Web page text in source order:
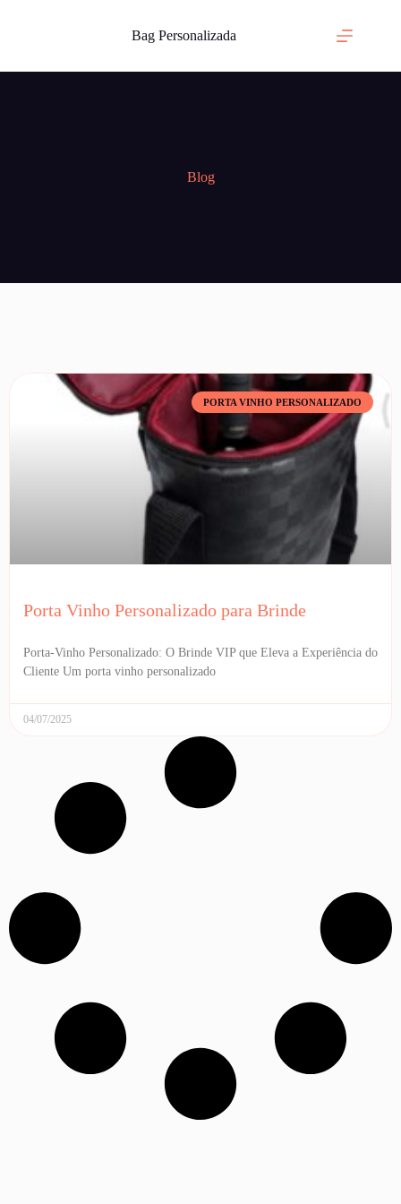
Bag Personalizada
Blog
PORTA VINHO PERSONALIZADO
Porta Vinho Personalizado para Brinde
Porta-Vinho Personalizado: O Brinde VIP que Eleva a Experiência do
Cliente Um porta vinho personalizado
04/07/2025